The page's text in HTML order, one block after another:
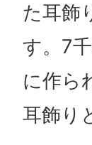
た耳飾
す。7
に作ら
耳飾り